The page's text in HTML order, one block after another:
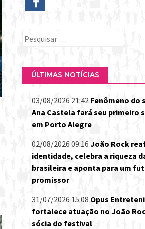
Pesquisar
ÚLTIMAS NOTÍCIAS
03/08/2026 21:42 Fenômeno do
Ana Castela fará seu primeiro
em Porto Alegre
02/08/2026 09:16 João Rock
identidade, celebra a riqueza
brasileira e aponta para um
promissor
31/07/2026 15:08 Opus
fortalece atuação no João
sócia do festival